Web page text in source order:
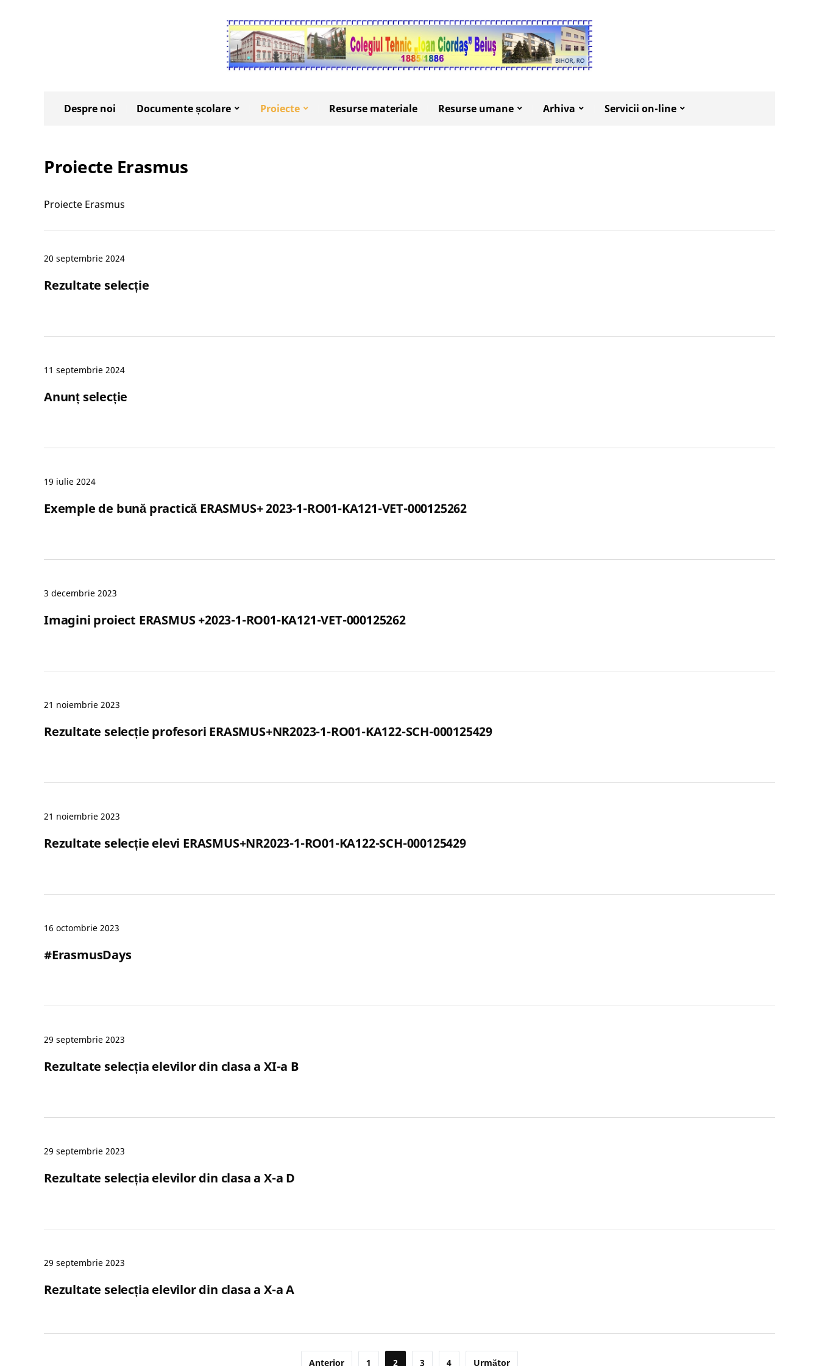
Despre noi Documente școlare Proiecte Resurse materiale Resurse umane Arhiva Servicii on-line
Proiecte Erasmus
Proiecte Erasmus
20 septembrie 2024
Rezultate selecție
11 septembrie 2024
Anunț selecție
19 iulie 2024
Exemple de bună practică ERASMUS+ 2023-1-RO01-KA121-VET-000125262
3 decembrie 2023
Imagini proiect ERASMUS +2023-1-RO01-KA121-VET-000125262
21 noiembrie 2023
Rezultate selecție profesori ERASMUS+NR2023-1-RO01-KA122-SCH-000125429
21 noiembrie 2023
Rezultate selecție elevi ERASMUS+NR2023-1-RO01-KA122-SCH-000125429
16 octombrie 2023
#ErasmusDays
29 septembrie 2023
Rezultate selecția elevilor din clasa a XI-a B
29 septembrie 2023
Rezultate selecția elevilor din clasa a X-a D
29 septembrie 2023
Rezultate selecția elevilor din clasa a X-a A
Anterior 1 2 3 4 Următor